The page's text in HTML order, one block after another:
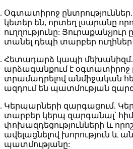
Օգտատիրոջ ընտրություններ
կետեր են, որտեղ լսարանը
ուղղությունը: Յուրաքանչյուր
տանել դեպի տարբեր ուղիներ
Հետադարձ կապի մեխանիզմ
արձագանքում է օգտատիրոջ
տրամադրելով անմիջական
ազդում են պատմության
Կերպարների զարգացում.
տարբեր կերպ զարգանալ՝
փոխազդեցությունների և
ավելացնելով խորություն և
պատմությանը: